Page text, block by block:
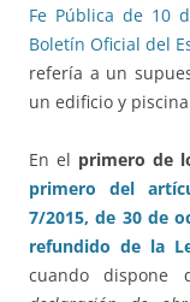
Fe Pública de 10
Boletín Oficial del
refería a un
un edificio y
En el primero de
primero del
7/2015, de 30 de
refundido de la
cuando dispone